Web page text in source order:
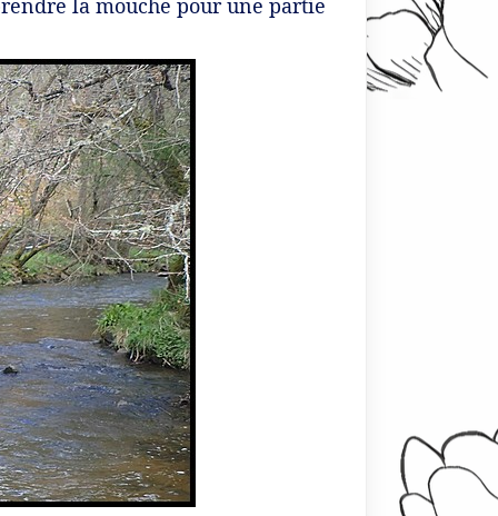
la mouche pour une partie